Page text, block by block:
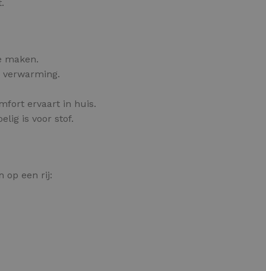
maken.
ervaart in huis.
is voor stof.
op een rij: